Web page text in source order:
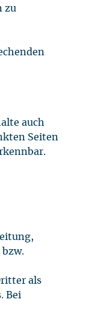
zu
auch
Seiten
als
Bei